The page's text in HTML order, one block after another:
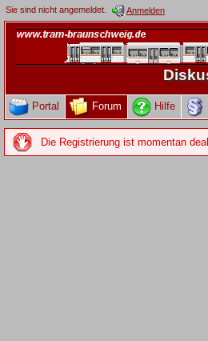
Sie sind nicht angemeldet. Anmelden
Portal Forum Hilfe
Die Registrierung ist momentan